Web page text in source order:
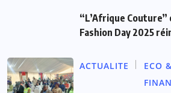
“L’Afrique
Fashion Day 2025
ACTUALITE
ECO &